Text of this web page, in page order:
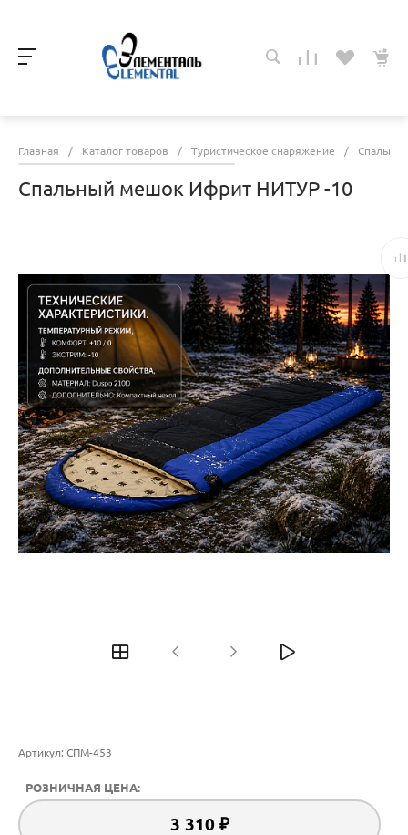
Главная / Каталог товаров / Туристическое снаряжение /
Спальный мешок Ифрит НИТУР -10
Артикул: СПМ-453
РОЗНИЧНАЯ ЦЕНА:
3 310 ₽